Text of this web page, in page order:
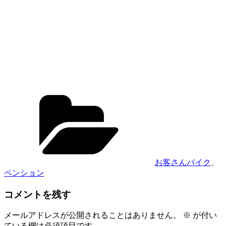
お客さんバイク
ペンション
コメントを残す
メールアドレスが公開されることはありません。 ※ が付い